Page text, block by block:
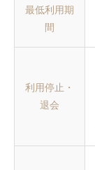
最低利用期
間
利用停止・
退会